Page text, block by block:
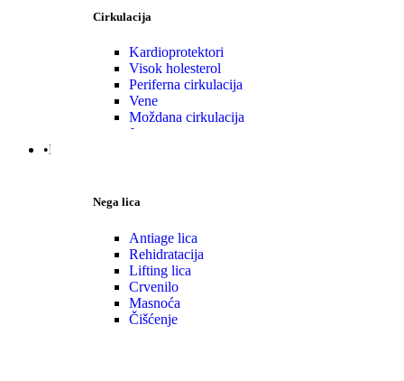
Cirkulacija
Kardioprotektori
Visok holesterol
Periferna cirkulacija
Vene
Moždana cirkulacija
Jetra
•Nega | Lepota
Nega lica
Antiage lica
Rehidratacija
Lifting lica
Crvenilo
Masnoća
Čišćenje